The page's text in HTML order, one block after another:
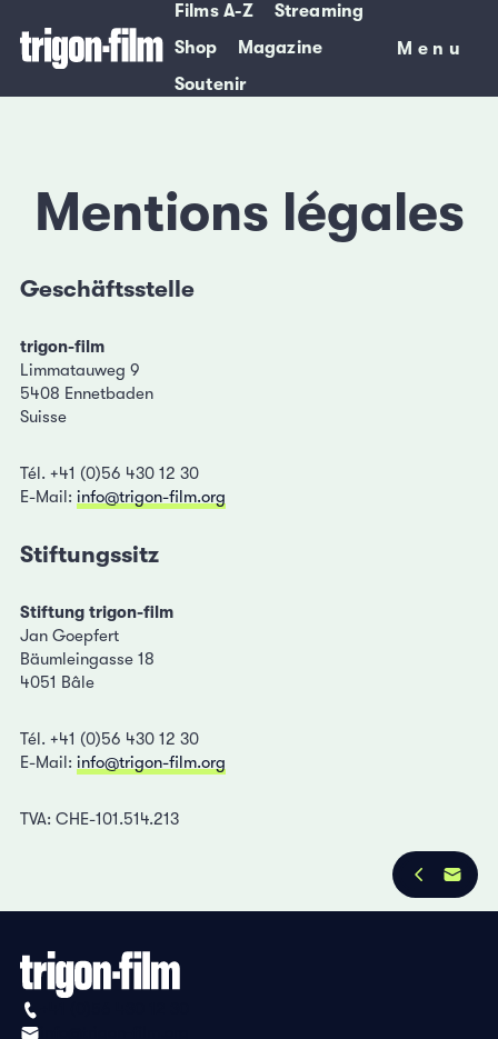
Films A-Z
Streaming
Shop
Magazine
Soutenir
Menu
Menu
Mentions légales
Geschäftsstelle
trigon-film
Limmatauweg 9
5408 Ennetbaden
Suisse
Tél. +41 (0)56 430 12 30
E-Mail: info@trigon-film.org
Stiftungssitz
Stiftung trigon-film
Jan Goepfert
Bäumleingasse 18
4051 Bâle
Tél. +41 (0)56 430 12 30
E-Mail: info@trigon-film.org
TVA: CHE-101.514.213